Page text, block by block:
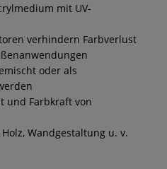
mit UV-
verhindern Farbverlust
oder als
und Farbkraft von
Wandgestaltung u. v.